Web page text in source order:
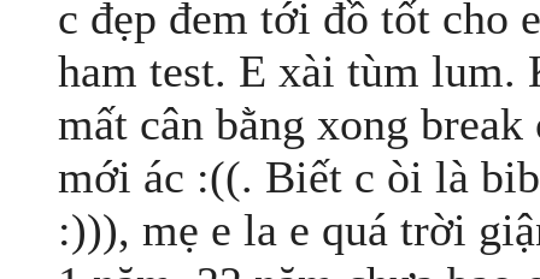
c đẹp đem tới đồ tốt cho
ham test. E xài tùm lum.
mất cân bằng xong
mới ác :((. Biết c òi là
:))), mẹ e la e quá trời